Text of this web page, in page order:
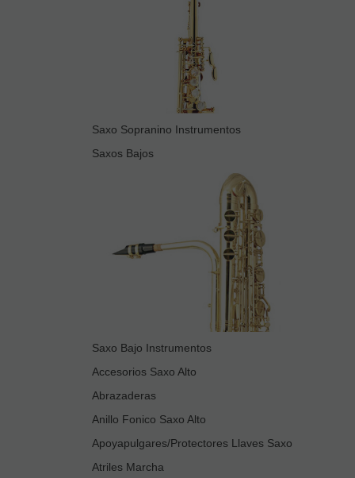
Saxo Sopranino Instrumentos
Saxos Bajos
Saxo Bajo Instrumentos
Accesorios Saxo Alto
Abrazaderas
Anillo Fonico Saxo Alto
Apoyapulgares/Protectores Llaves Saxo
Atriles Marcha